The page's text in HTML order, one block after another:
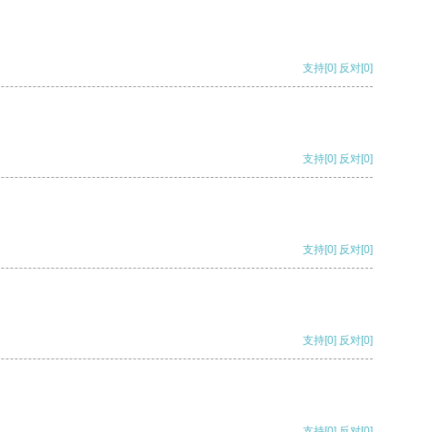
支持[0] 反对[0]
支持[0] 反对[0]
支持[0] 反对[0]
支持[0] 反对[0]